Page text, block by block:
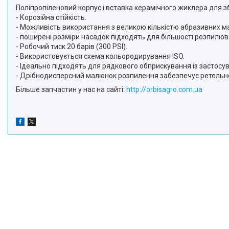
Поліпропіленовий корпус і вставка керамічного жиклера для
- Корозійна стійкість.
- Можливість використання з великою кількістю абразивних
- поширені розміри насадок підходять для більшості
- Робочий тиск 20 барів (300 PSI).
- Використовується схема кольородирування ISO.
- Ідеально підходять для рядкового обприскування із
- Дрібнодисперсний малюнок розпилення забезпечує
Більше запчастин у нас на сайті: http://orbisagro.com.ua